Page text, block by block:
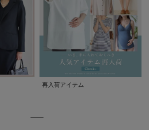
再入荷アイテム